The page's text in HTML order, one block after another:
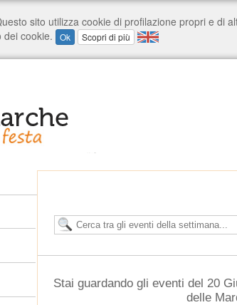
Stai guardando gli eventi del 20
delle